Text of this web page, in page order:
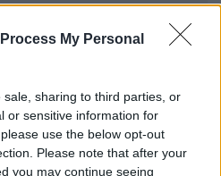
My Personal
sharing to third parties, or
or sensitive information for
use the below opt-out
Please note that after your
you may continue seeing
a visszaváltós PET-
pedig azt várja az
teljesen
le kéne állni azzal, hogy